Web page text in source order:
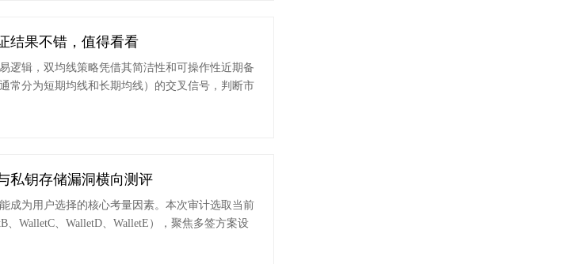
结果不错，值得看看
逻辑，双均线策略凭借其简洁性和可操作性近期备
常分为短期均线和长期均线）的交叉信号，判断市
私钥存储漏洞横向测评
成为用户选择的核心考量因素。本次审计选取当前
WalletC、WalletD、WalletE），聚焦多签方案设
审计及环境压力测试等方法，形成客观测评结果